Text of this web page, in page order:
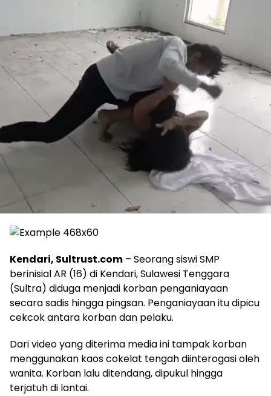
Kendari, Sultrust.com – Seorang siswi SMP
berinisial AR (16) di Kendari, Sulawesi Tenggara
(Sultra) diduga menjadi korban penganiayaan
secara sadis hingga pingsan. Penganiayaan itu dipicu
cekcok antara korban dan pelaku.
Dari video yang diterima media ini tampak korban
menggunakan kaos cokelat tengah diinterogasi oleh
wanita. Korban lalu ditendang, dipukul hingga
terjatuh di lantai.